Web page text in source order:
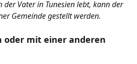
der Vater in Tunesien lebt, kann der
Gemeinde gestellt werden.
oder mit einer anderen